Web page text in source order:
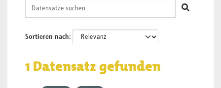
Sortieren nach
1 Datensatz gefunden